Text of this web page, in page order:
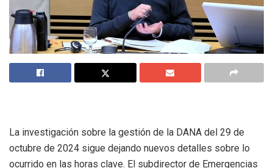
La investigación sobre la gestión de la DANA del 29 de
octubre de 2024 sigue dejando nuevos detalles sobre lo
ocurrido en las horas clave. El subdirector de Emergencias